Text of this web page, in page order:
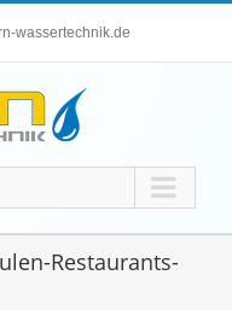
wassertechnik.de
Restaurants-